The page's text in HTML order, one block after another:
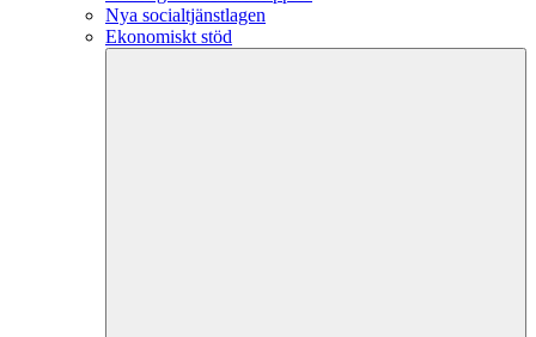
Nya socialtjänstlagen
Ekonomiskt stöd